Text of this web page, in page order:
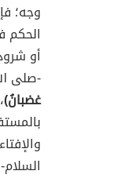
وجه؛
الحكم
أو
-صلى
غضبانُ)،